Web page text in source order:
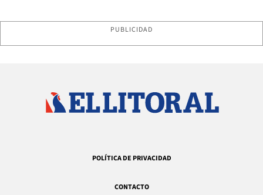
PUBLICIDAD
POLÍTICA DE PRIVACIDAD
CONTACTO